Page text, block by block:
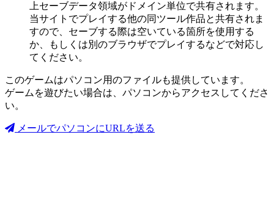
上セーブデータ領域がドメイン単位で共有されます。
当サイトでプレイする他の同ツール作品と共有されま
すので、セーブする際は空いている箇所を使用する
か、もしくは別のブラウザでプレイするなどで対応し
てください。
このゲームはパソコン用のファイルも提供しています。
ゲームを遊びたい場合は、パソコンからアクセスしてくださ
い。
メールでパソコンにURLを送る